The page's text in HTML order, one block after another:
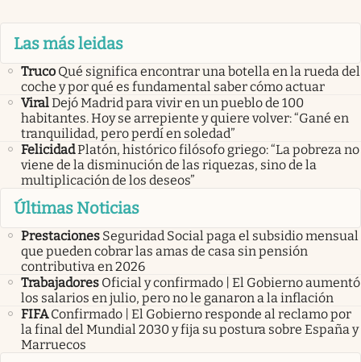
Las más leidas
Truco Qué significa encontrar una botella en la rueda del
coche y por qué es fundamental saber cómo actuar
ViralDejó Madrid para vivir en un pueblo de 100
habitantes. Hoy se arrepiente y quiere volver: “Gané en
tranquilidad, pero perdí en soledad”
FelicidadPlatón, histórico filósofo griego: “La pobreza no
viene de la disminución de las riquezas, sino de la
multiplicación de los deseos”
Últimas Noticias
Prestaciones Seguridad Social paga el subsidio mensual
que pueden cobrar las amas de casa sin pensión
contributiva en 2026
Trabajadores Oficial y confirmado | El Gobierno aumentó
los salarios en julio, pero no le ganaron a la inflación
FIFA Confirmado | El Gobierno responde al reclamo por
la final del Mundial 2030 y fija su postura sobre España y
Marruecos